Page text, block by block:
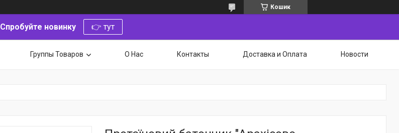
Кошик
Спробуйте новинку 👉 тут
Группы Товаров О Нас Контакты Доставка и Оплата Новости